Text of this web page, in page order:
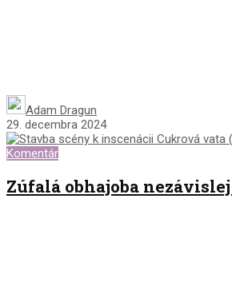
Adam Dragun
29. decembra 2024
Komentár
Zúfalá obhajoba